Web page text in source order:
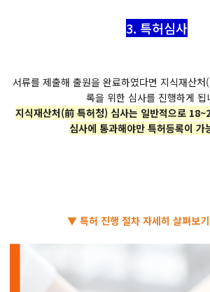
3. 특허심사
서류를 제출해 출원을 완료하였다면 지식재산
록을 위한 심사를 진행하게 됩
지식재산처(前 특허청) 심사는 일반적으로
심사에 통과해야만 특허등록이 가
▼ 특허 진행 절차 자세히 살펴보